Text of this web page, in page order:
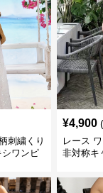
刺繍くり
ワンピ
¥4,900
レース
非対称キ